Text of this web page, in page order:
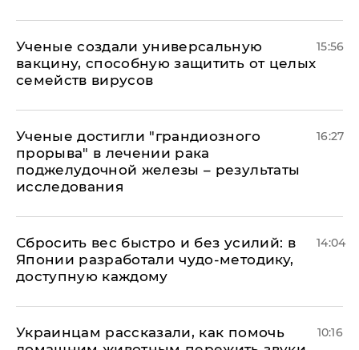
Ученые создали универсальную
вакцину, способную защитить от целых
семейств вирусов
15:56
Ученые достигли "грандиозного
прорыва" в лечении рака
поджелудочной железы – результаты
исследования
16:27
Сбросить вес быстро и без усилий: в
Японии разработали чудо-методику,
доступную каждому
14:04
Украинцам рассказали, как помочь
10:16